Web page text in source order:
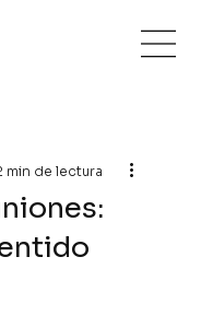
min de lectura